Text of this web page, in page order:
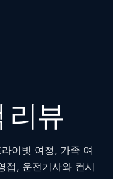
리뷰
이빗 여정, 가족 여
접, 운전기사와 컨시